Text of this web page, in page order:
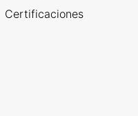
Certificaciones